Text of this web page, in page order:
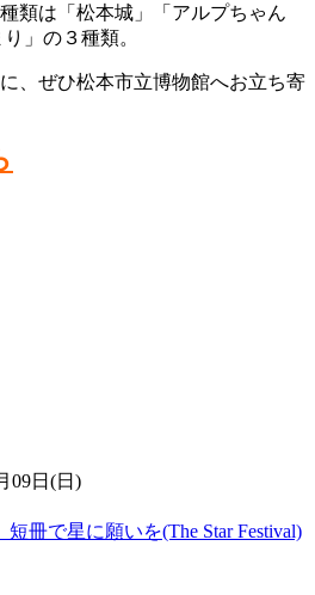
類は「松本城」「アルプちゃん
」の３種類。
、ぜひ松本市立博物館へお立ち寄
09日(日)
冊で星に願いを(The Star Festival)